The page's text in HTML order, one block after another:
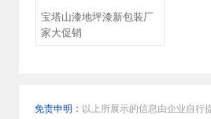
宝塔山漆地坪漆新包装厂
家大促销
免责申明： 以上所展示的信息由企业自行